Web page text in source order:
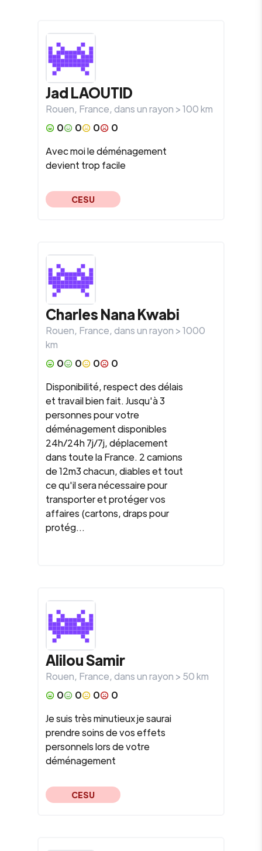
JadLAOUTID
Rouen, France, dans un rayon >100km
0
0 0
0
Avec moi le déménagement
devient trop facile
CESU
CharlesNana Kwabi
Rouen, France, dans un rayon >1000
km
0
0 0
0
Disponibilité, respect des délais
et travail bien fait. Jusqu'à 3
personnes pour votre
déménagement disponibles
24h/24h 7j/7j, déplacement
dans toute la France. 2 camions
de 12m3 chacun, diables et tout
ce qu'il sera nécessaire pour
transporter et protéger vos
affaires (cartons, draps pour
protég...
AlilouSamir
Rouen, France, dans un rayon > 50km
0
0 0
0
Je suis très minutieux je saurai
prendre soins de vos effets
personnels lors de votre
déménagement
CESU